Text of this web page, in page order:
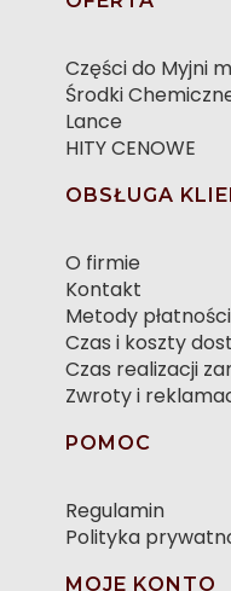
Części do Myjni
Środki
Lance
HITY CENOWE
OBSŁUGA
O firmie
Kontakt
Metody płatności
Czas i koszty
Czas realizacji
Zwroty i
POMOC
Regulamin
Polityka
MOJE KONTO